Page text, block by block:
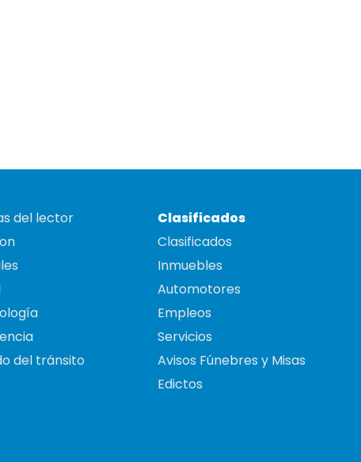
del lector
del tránsito
Clasificados
Clasificados
Inmuebles
Automotores
Empleos
Servicios
Avisos Fúnebres y Misas
Edictos